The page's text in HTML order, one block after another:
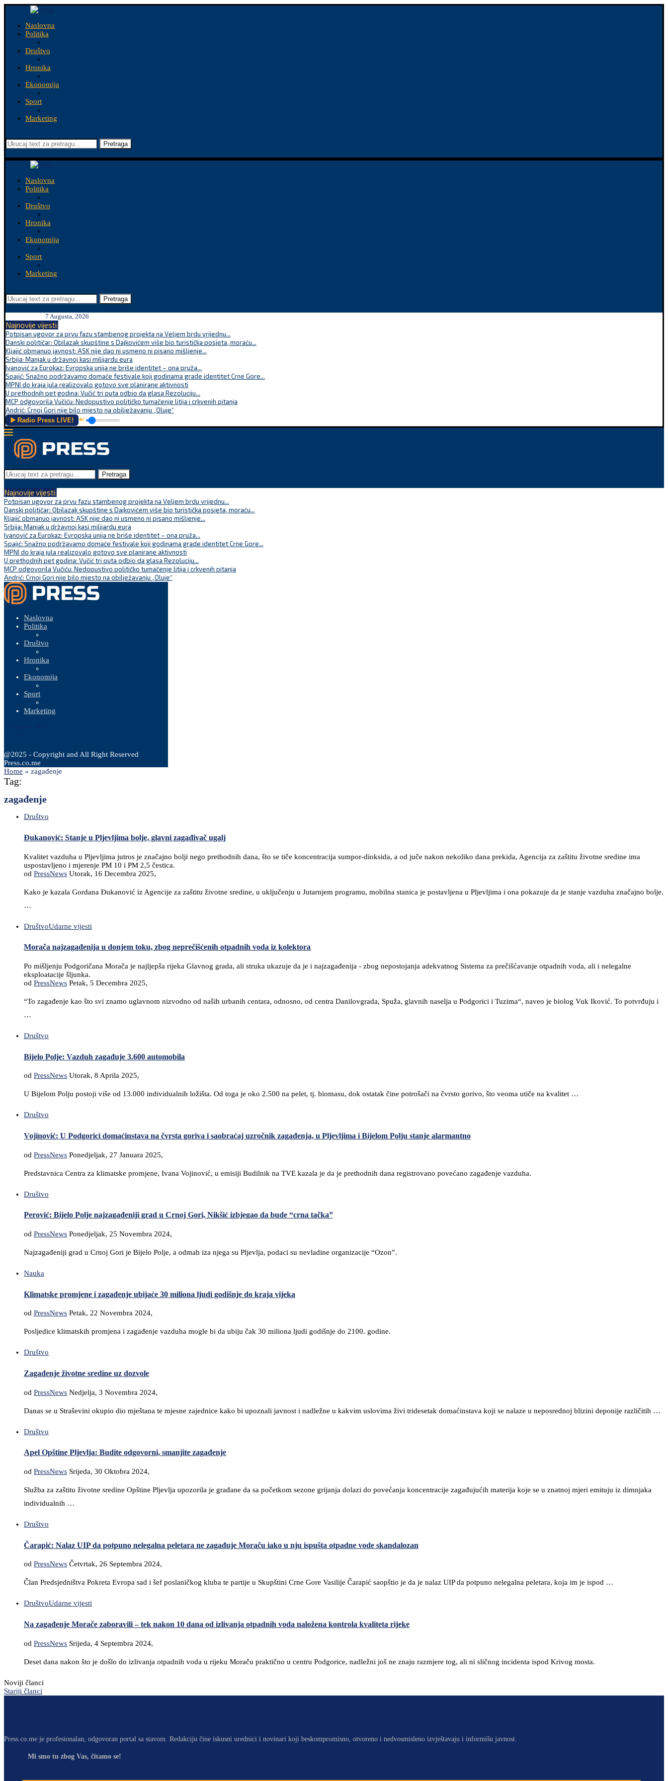
Naslovna
Politika
Društvo
Hronika
Ekonomija
Sport
Marketing
Pretraga
Naslovna
Politika
Društvo
Hronika
Ekonomija
Sport
Marketing
Pretraga
7 Augusta, 2026
Najnovije vijesti:
Potpisan ugovor za prvu fazu stambenog projekta na Veljem brdu vrijednu...
Danski političar: Obilazak skupštine s Dajkovićem više bio turistička posjeta, moraću...
Kljajić obmanuo javnost: ASK nije dao ni usmeno ni pisano mišljenje...
Srbija: Manjak u državnoj kasi milijardu eura
Ivanović za Eurokaz: Evropska unija ne briše identitet – ona pruža...
Spajić: Snažno podržavamo domaće festivale koji godinama grade identitet Crne Gore...
MPNI do kraja jula realizovalo gotovo sve planirane aktivnosti
U prethodnih pet godina: Vučić tri puta odbio da glasa Rezoluciju...
MCP odgovorila Vučiću: Nedopustivo političko tumačenje litija i crkvenih pitanja
Andrić: Crnoj Gori nije bilo mjesto na obilježavanju „Oluje“
▶️ Radio Press LIVE! 🔊
Pretraga
Najnovije vijesti:
Potpisan ugovor za prvu fazu stambenog projekta na Veljem brdu vrijednu...
Danski političar: Obilazak skupštine s Dajkovićem više bio turistička posjeta, moraću...
Kljajić obmanuo javnost: ASK nije dao ni usmeno ni pisano mišljenje...
Srbija: Manjak u državnoj kasi milijardu eura
Ivanović za Eurokaz: Evropska unija ne briše identitet – ona pruža...
Spajić: Snažno podržavamo domaće festivale koji godinama grade identitet Crne Gore...
MPNI do kraja jula realizovalo gotovo sve planirane aktivnosti
U prethodnih pet godina: Vučić tri puta odbio da glasa Rezoluciju...
MCP odgovorila Vučiću: Nedopustivo političko tumačenje litija i crkvenih pitanja
Andrić: Crnoj Gori nije bilo mjesto na obilježavanju „Oluje“
Naslovna
Politika
Društvo
Hronika
Ekonomija
Sport
Marketing
@2025 - Copyright and All Right Reserved
Press.co.me
Home » zagađenje
Tag:
zagađenje
Društvo
Đukanović: Stanje u Pljevljima bolje, glavni zagađivač ugalj
Kvalitet vazduha u Pljevljima jutros je značajno bolji nego prethodnih dana, što se tiče koncentracija sumpor-dioksida, a od juče nakon nekoliko dana prekida, Agencija za zaštitu životne sredine ima
uspostavljeno i mjerenje PM 10 i PM 2,5 čestica.
od PressNews Utorak, 16 Decembra 2025,
Kako je kazala Gordana Đukanović iz Agencije za zaštitu životne sredine, u uključenju u Jutarnjem programu, mobilna stanica je postavljena u Pljevljima i ona pokazuje da je stanje vazduha značajno bolje.
…
DruštvoUdarne vijesti
Morača najzagađenija u donjem toku, zbog neprečišćenih otpadnih voda iz kolektora
Po mišljenju Podgoričana Morača je najljepša rijeka Glavnog grada, ali struka ukazuje da je i najzagađenija - zbog nepostojanja adekvatnog Sistema za prečišćavanje otpadnih voda, ali i nelegalne
eksploatacije šljunka.
od PressNews Petak, 5 Decembra 2025,
“To zagađenje kao što svi znamo uglavnom nizvodno od naših urbanih centara, odnosno, od centra Danilovgrada, Spuža, glavnih naselja u Podgorici i Tuzima“, naveo je biolog Vuk Iković. To potvrđuju i
…
Društvo
Bijelo Polje: Vazduh zagađuje 3.600 automobila
od PressNews Utorak, 8 Aprila 2025,
U Bijelom Polju postoji više od 13.000 individualnih ložišta. Od toga je oko 2.500 na pelet, tj. biomasu, dok ostatak čine potrošači na čvrsto gorivo, što veoma utiče na kvalitet …
Društvo
Vojinović: U Podgorici domaćinstava na čvrsta goriva i saobraćaj uzročnik zagađenja, u Pljevljima i Bijelom Polju stanje alarmantno
od PressNews Ponedjeljak, 27 Januara 2025,
Predstavnica Centra za klimatske promjene, Ivana Vojinović, u emisiji Budilnik na TVE kazala je da je prethodnih dana registrovano povećano zagađenje vazduha.
Društvo
Perović: Bijelo Polje najzagađeniji grad u Crnoj Gori, Nikšić izbjegao da bude “crna tačka”
od PressNews Ponedjeljak, 25 Novembra 2024,
Najzagađeniji grad u Crnoj Gori je Bijelo Polje, a odmah iza njega su Pljevlja, podaci su nevladine organizacije “Ozon”.
Nauka
Klimatske promjene i zagađenje ubijaće 30 miliona ljudi godišnje do kraja vijeka
od PressNews Petak, 22 Novembra 2024,
Posljedice klimatskih promjena i zagađenje vazduha mogle bi da ubiju čak 30 miliona ljudi godišnje do 2100. godine.
Društvo
Zagađenje životne sredine uz dozvole
od PressNews Nedjelja, 3 Novembra 2024,
Danas se u Straševini okupio dio mještana te mjesne zajednice kako bi upoznali javnost i nadležne u kakvim uslovima živi tridesetak domaćinstava koji se nalaze u neposrednoj blizini deponije različitih …
Društvo
Apel Opštine Pljevlja: Budite odgovorni, smanjite zagađenje
od PressNews Srijeda, 30 Oktobra 2024,
Služba za zaštitu životne sredine Opštine Pljevlja upozorila je građane da sa početkom sezone grijanja dolazi do povećanja koncentracije zagađujućih materija koje se u znatnoj mjeri emituju iz dimnjaka
individualnih …
Društvo
Čarapić: Nalaz UIP da potpuno nelegalna peletara ne zagađuje Moraču iako u nju ispušta otpadne vode skandalozan
od PressNews Četvrtak, 26 Septembra 2024,
Član Predsjedništva Pokreta Evropa sad i šef poslaničkog kluba te partije u Skupštini Crne Gore Vasilije Čarapić saopštio je da je nalaz UIP da potpuno nelegalna peletara, koja im je ispod …
DruštvoUdarne vijesti
Na zagađenje Morače zaboravili – tek nakon 10 dana od izlivanja otpadnih voda naložena kontrola kvaliteta rijeke
od PressNews Srijeda, 4 Septembra 2024,
Deset dana nakon što je došlo do izlivanja otpadnih voda u rijeku Moraču praktično u centru Podgorice, nadležni još ne znaju razmjere tog, ali ni sličnog incidenta ispod Krivog mosta.
Noviji članci
Stariji članci
Press.co.me je profesionalan, odgovoran portal sa stavom. Redakciju čine iskusni urednici i novinari koji beskompromisno, otvoreno i nedvosmisleno izvještavaju i informišu javnost.
Mi smo tu zbog Vas, čitamo se!